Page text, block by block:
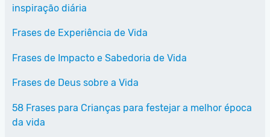
inspiração diária
Frases de Experiência de Vida
Frases de Impacto e Sabedoria de Vida
Frases de Deus sobre a Vida
58 Frases para Crianças para festejar a melhor época
da vida